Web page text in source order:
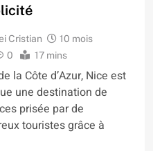
Cristian
10 mois
0 17 mins
la Côte d’Azur, Nice est
une destination de
prisée par de
touristes grâce à